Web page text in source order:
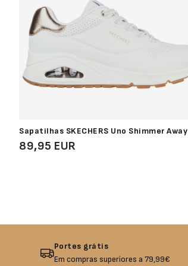
Sapatilhas SKECHERS Uno Shimmer Away
89,95 EUR
Portes grátis
Em compras superiores a 79,99€